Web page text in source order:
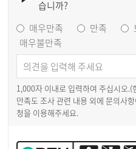
습니까?
매우만족
만족
매우불만족
1,000자 이내로 입력하여 주십시오.(
만족도 조사 관련 내용 외에 문의사
청을 이용해주세요.